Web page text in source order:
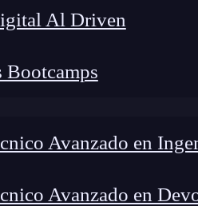
Al Driven
Bootcamps
Avanzado en
Avanzado en